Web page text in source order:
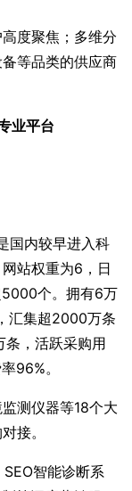
度聚焦；多维分
等品类的供应商
业平台
国内较早进入科
站权重为6，日
5000个。拥有6万
汇集超2000万条
条，活跃采购用
96%。
测仪器等18个大
接。
智能诊断系